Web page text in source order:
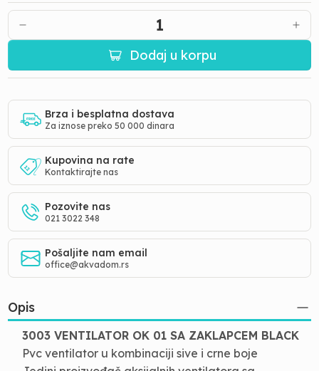
1
Dodaj u korpu
Brza i besplatna dostava
Za iznose preko 50 000 dinara
Kupovina na rate
Kontaktirajte nas
Pozovite nas
021 3022 348
Pošaljite nam email
office@akvadom.rs
Opis
3003 VENTILATOR OK 01 SA ZAKLAPCEM BLACK
Pvc ventilator u kombinaciji sive i crne boje